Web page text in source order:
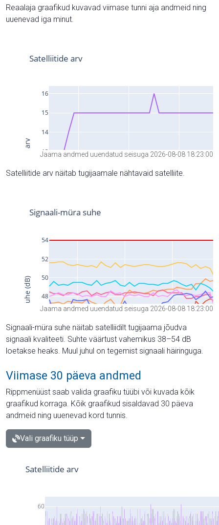
Reaalaja graafikud kuvavad viimase tunni aja andmeid ning
uuenevad iga minut.
Jaama andmed uuendatud seisuga 2026-08-08 18:23:00
Satelliitide arv näitab tugijaamale nähtavaid satelliite.
Jaama andmed uuendatud seisuga 2026-08-08 18:23:00
Signaali-müra suhe näitab satelliidilt tugijaama jõudva
signaali kvaliteeti. Suhte väärtust vahemikus 38–54 dB
loetakse heaks. Muul juhul on tegemist signaali häiringuga.
Viimase 30 päeva andmed
Rippmenüüst saab valida graafiku tüübi või kuvada kõik
graafikud korraga. Kõik graafikud sisaldavad 30 päeva
andmeid ning uuenevad kord tunnis.
Vali graafiku tüüp
60
Satelliitide arv